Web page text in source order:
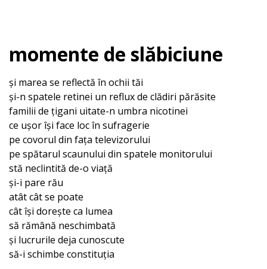
momente de slăbiciune
și marea se reflectă în ochii tăi
și-n spatele retinei un reflux de clădiri părăsite
familii de țigani uitate-n umbra nicotinei
ce ușor își face loc în sufragerie
pe covorul din fața televizorului
pe spătarul scaunului din spatele monitorului
stă neclintită de-o viață
și-i pare rău
atât cât se poate
cât își dorește ca lumea
să rămână neschimbată
și lucrurile deja cunoscute
să-i schimbe constituția